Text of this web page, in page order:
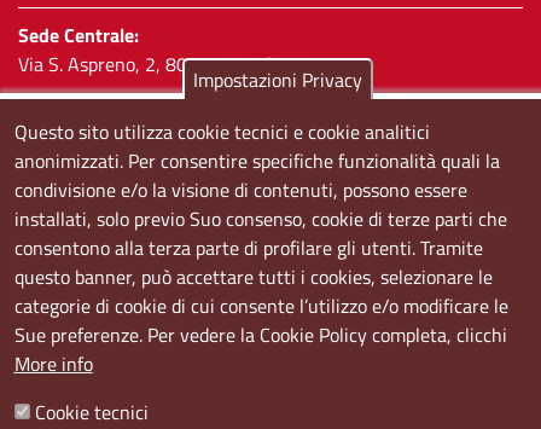
Sede Centrale:
Via S. Aspreno, 2, 80133 Napoli NA
Corso Meridionale, 58 80143 Napoli NA
Orari
Dal lunedi al giovedì dalle ore 8.50 alle ore 12.00
Il venerdì dalle ore 8.50 alle ore 11.00
Social
Impostazioni Privacy
Questo sito utilizza cookie tecnici e cookie analitici
anonimizzati. Per consentire specifiche funzionalità quali la
condivisione e/o la visione di contenuti, possono essere
installati, solo previo Suo consenso, cookie di terze parti che
consentono alla terza parte di profilare gli utenti. Tramite
questo banner, può accettare tutti i cookies, selezionare le
categorie di cookie di cui consente l’utilizzo e/o modificare le
Sue preferenze. Per vedere la Cookie Policy completa, clicchi
More info
Cookie tecnici